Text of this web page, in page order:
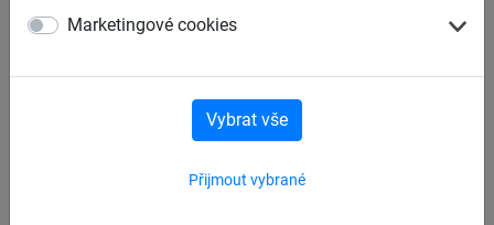
Marketingové cookies
Přijmout vybrané
Vybrat vše